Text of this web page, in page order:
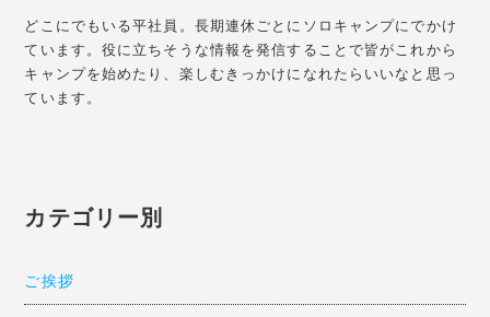
どこにでもいる平社員。長期連休ごとにソロキャンプにでかけ
ています。役に立ちそうな情報を発信することで皆がこれから
キャンプを始めたり、楽しむきっかけになれたらいいなと思っ
ています。
カテゴリー別
ご挨拶